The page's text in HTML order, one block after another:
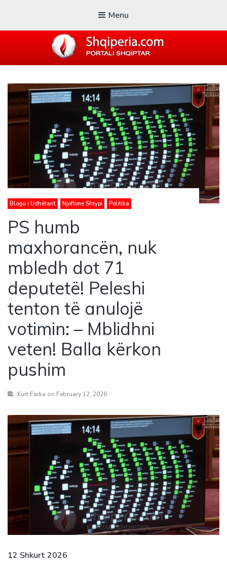
Menu
Blogu i ShqiperiaCom
Blogu i Udhëtarit Njoftime Shtypi Politika
PS humb
maxhorancën, nuk
mbledh dot 71
deputetë! Peleshi
tenton të anulojë
votimin: – Mblidhni
veten! Balla kërkon
pushim
Kurt Farka on February 12, 2026
12 Shkurt 2026